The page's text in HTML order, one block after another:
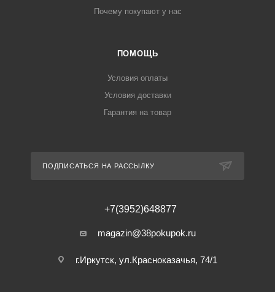
Почему покупают у нас
ПОМОЩЬ
Условия оплаты
Условия доставки
Гарантия на товар
ПОДПИСАТЬСЯ НА РАССЫЛКУ
+7(3952)648877
magazin@38pokupok.ru
г.Иркутск, ул.Красноказачья, 74/1